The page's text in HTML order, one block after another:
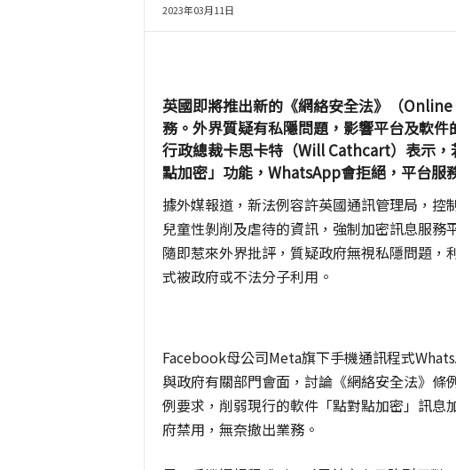
2023年03月11日
英國即將推出新的《網絡安全法》（
務。外界質疑有私隱問題，影響平台及軟
行政總裁卡思卡特（Will Cathcart）表示
點加密」功能，WhatsApp會拒絕，平台服
據外媒報道，新法例容許英國通訊管理局，
兒童性剝削及虐待的資訊，強制加密訊息服務
隨即惹來外界批評，質疑政府無視私隱問題
式被政府或不法分子利用。
Facebook母公司Meta旗下手機通訊程式
與政府有關部門會面，討論《網絡安全法》
例要求，削弱現行的軟件「點對點加密」訊
府禁用，無奈撤出業務。